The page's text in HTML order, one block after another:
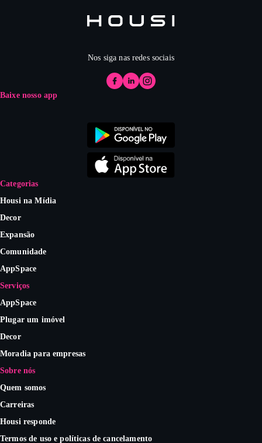
Nos siga nas redes sociais
Baixe nosso app
Categorias
Housi na Mídia
Decor
Expansão
Comunidade
AppSpace
Serviços
AppSpace
Plugar um imóvel
Decor
Moradia para empresas
Sobre nós
Quem somos
Carreiras
Housi responde
Termos de uso e políticas de cancelamento